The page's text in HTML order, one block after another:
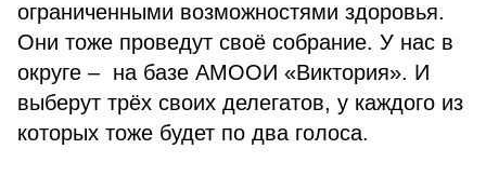
ограниченными возможностями здоровья.
Они тоже проведут своё собрание. У нас в
округе – на базе АМООИ «Виктория». И
выберут трёх своих делегатов, у каждого из
которых тоже будет по два голоса.